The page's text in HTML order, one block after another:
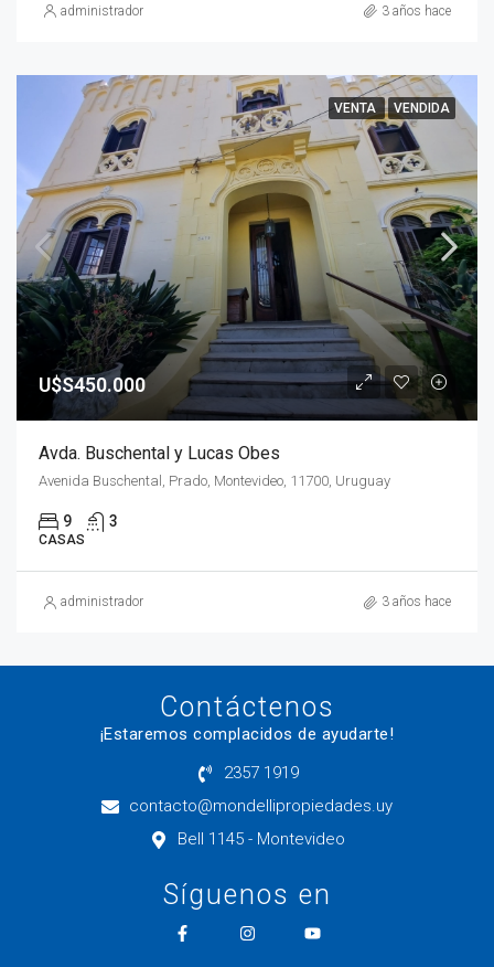
administrador 3 años hace
VENTA VENDIDA
U$S450.000
Avda. Buschental y Lucas Obes
Avenida Buschental, Prado, Montevideo, 11700, Uruguay
9 3
CASAS
administrador 3 años hace
Contáctenos
¡Estaremos complacidos de ayudarte!
2357 1919
contacto@mondellipropiedades.uy
Bell 1145 - Montevideo
Síguenos en